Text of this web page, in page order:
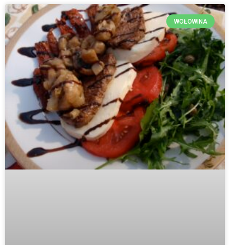
WOŁOWINA